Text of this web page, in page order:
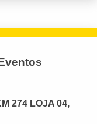
274 LOJA 04,